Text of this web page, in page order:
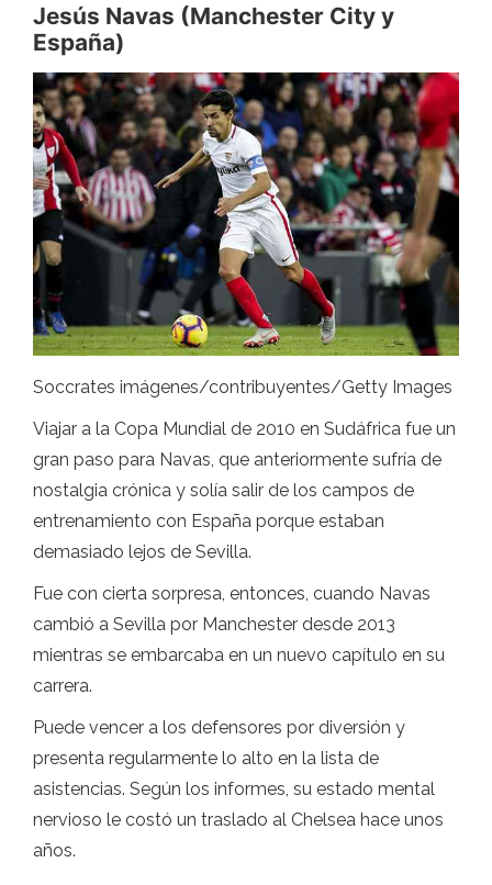
Jesús Navas (Manchester City y
España)
Soccrates imágenes/contribuyentes/Getty Images
Viajar a la Copa Mundial de 2010 en Sudáfrica fue un
gran paso para Navas, que anteriormente sufría de
nostalgia crónica y solía salir de los campos de
entrenamiento con España porque estaban
demasiado lejos de Sevilla.
Fue con cierta sorpresa, entonces, cuando Navas
cambió a Sevilla por Manchester desde 2013
mientras se embarcaba en un nuevo capítulo en su
carrera.
Puede vencer a los defensores por diversión y
presenta regularmente lo alto en la lista de
asistencias. Según los informes, su estado mental
nervioso le costó un traslado al Chelsea hace unos
años.